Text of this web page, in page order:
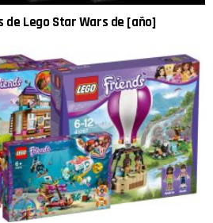
de Lego Star Wars de [año]